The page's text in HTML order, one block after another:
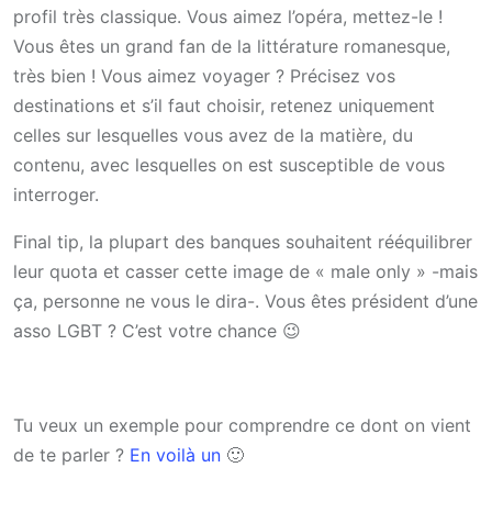
profil très classique. Vous aimez l’opéra, mettez-le !
Vous êtes un grand fan de la littérature romanesque,
très bien ! Vous aimez voyager ? Précisez vos
destinations et s’il faut choisir, retenez uniquement
celles sur lesquelles vous avez de la matière, du
contenu, avec lesquelles on est susceptible de vous
interroger.
Final tip, la plupart des banques souhaitent rééquilibrer
leur quota et casser cette image de « male only » -mais
ça, personne ne vous le dira-. Vous êtes président d’une
asso LGBT ? C’est votre chance 😉
Tu veux un exemple pour comprendre ce dont on vient
de te parler ? En voilà un 🙂